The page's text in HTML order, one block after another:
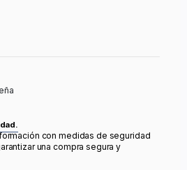
con medidas de seguridad
una compra segura y